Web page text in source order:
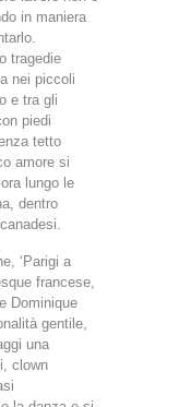
in maniera
tragedie
nei piccoli
e tra gli
piedi
tetto
amore si
lungo le
dentro
‘Parigi a
francese,
Dominique
gentile,
una
clown